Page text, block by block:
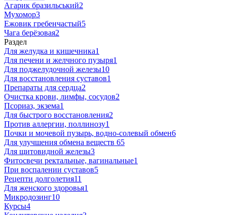
Агарик бразильський2
Мухомор3
Ежовик гребенчастый5
Чага берёзовая2
Раздел
Для желудка и кишечника1
Для печени и желчного пузыря1
Для поджелудочной железы10
Для восстановления суставов1
Препараты для сердца2
Очистка крови, лимфы, сосудов2
Псориаз, экзема1
Для быстрого восстановления2
Против аллергии, поллинозу1
Почки и мочевой пузырь, водно-солевый обмен6
Для улучшения обмена веществ 65
Для щитовидной железы3
Фитосвечи ректальные, вагинальные1
При воспалении суставов5
Рецепти долголетия11
Для женского здоровья1
Микродозинг10
Курсы4